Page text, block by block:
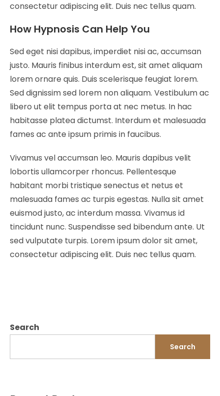
Search
Search
consectetur adipiscing elit. Duis nec tellus quam.
How Hypnosis Can Help You
Sed eget nisi dapibus, imperdiet nisi ac, accumsan
justo. Mauris finibus interdum est, sit amet aliquam
lorem ornare quis. Duis scelerisque feugiat lorem.
Sed dignissim sed lorem non aliquam. Vestibulum ac
libero ut elit tempus porta at nec metus. In hac
habitasse platea dictumst. Interdum et malesuada
fames ac ante ipsum primis in faucibus.
Vivamus vel accumsan leo. Mauris dapibus velit
lobortis ullamcorper rhoncus. Pellentesque
habitant morbi tristique senectus et netus et
malesuada fames ac turpis egestas. Nulla sit amet
euismod justo, ac interdum massa. Vivamus id
tincidunt nunc. Suspendisse sed bibendum ante. Ut
sed vulputate turpis. Lorem ipsum dolor sit amet,
consectetur adipiscing elit. Duis nec tellus quam.